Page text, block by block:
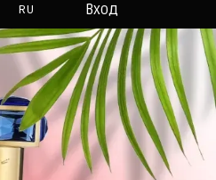
RU Вход